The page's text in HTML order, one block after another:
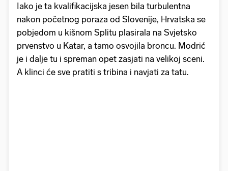
Iako je ta kvalifikacijska jesen bila turbulentna
nakon početnog poraza od Slovenije, Hrvatska se
pobjedom u kišnom Splitu plasirala na Svjetsko
prvenstvo u Katar, a tamo osvojila broncu. Modrić
je i dalje tu i spreman opet zasjati na velikoj sceni.
A klinci će sve pratiti s tribina i navjati za tatu.